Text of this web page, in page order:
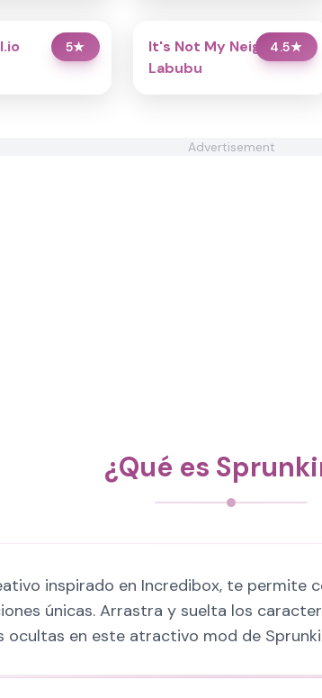
5★ 4.5★
It's Not My Neighbor:
Labubu
Advertisement
¿Qué es
inspirado en Incredibox, te
únicas. Arrastra y suelta los
ocultas en este atractivo mod de